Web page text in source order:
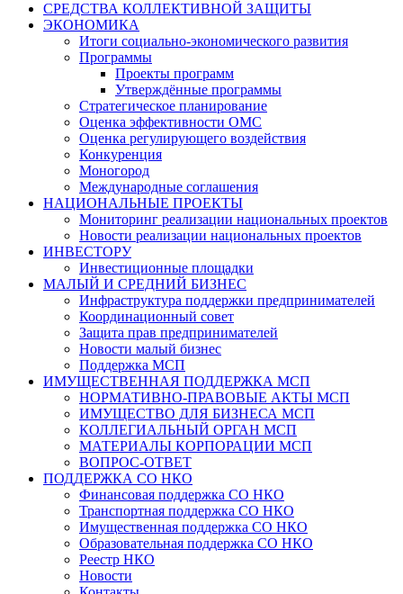
СРЕДСТВА КОЛЛЕКТИВНОЙ ЗАЩИТЫ
ЭКОНОМИКА
Итоги социально-экономического развития
Программы
Проекты программ
Утверждённые программы
Стратегическое планирование
Оценка эффективности ОМС
Оценка регулирующего воздействия
Конкуренция
Моногород
Международные соглашения
НАЦИОНАЛЬНЫЕ ПРОЕКТЫ
Мониторинг реализации национальных проектов
Новости реализации национальных проектов
ИНВЕСТОРУ
Инвестиционные площадки
МАЛЫЙ И СРЕДНИЙ БИЗНЕС
Инфраструктура поддержки предпринимателей
Координационный совет
Защита прав предпринимателей
Новости малый бизнес
Поддержка МСП
ИМУЩЕСТВЕННАЯ ПОДДЕРЖКА МСП
НОРМАТИВНО-ПРАВОВЫЕ АКТЫ МСП
ИМУЩЕСТВО ДЛЯ БИЗНЕСА МСП
КОЛЛЕГИАЛЬНЫЙ ОРГАН МСП
МАТЕРИАЛЫ КОРПОРАЦИИ МСП
ВОПРОС-ОТВЕТ
ПОДДЕРЖКА СО НКО
Финансовая поддержка СО НКО
Транспортная поддержка СО НКО
Имущественная поддержка СО НКО
Образовательная поддержка СО НКО
Реестр НКО
Новости